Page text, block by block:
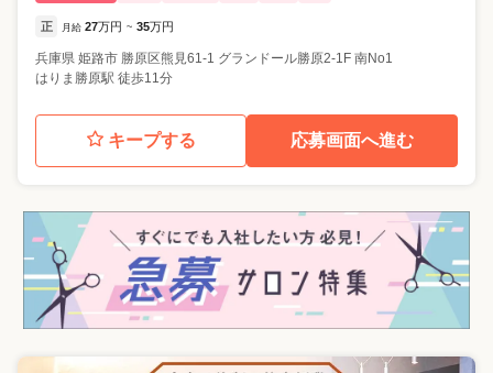
正 月給 27万円 ~ 35万円
兵庫県 姫路市 勝原区熊見61-1 グランドール勝原2-1F 南No1
はりま勝原駅 徒歩11分
キープする 応募画面へ進む